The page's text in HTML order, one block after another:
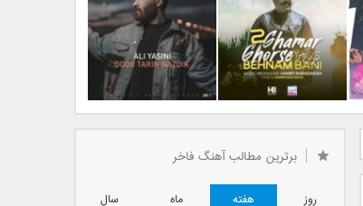
بانی بنام قرص قمر 2
یاسینی بنام دورترین نزدیک
برترین مطالب آهنگ فاخر
روز هفته ماه
سال